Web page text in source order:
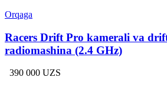
Orqaga
Racers Drift Pro kamerali va
radiomashina (2.4 GHz)
390 000 UZS